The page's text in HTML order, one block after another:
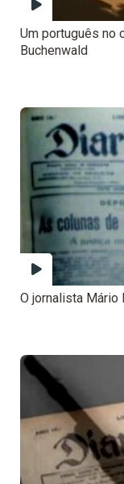
Um português no
Buchenwald
O jornalista Mário